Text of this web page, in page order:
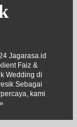
Jagarasa.id
Faiz &
Wedding di
Sebagai
kami